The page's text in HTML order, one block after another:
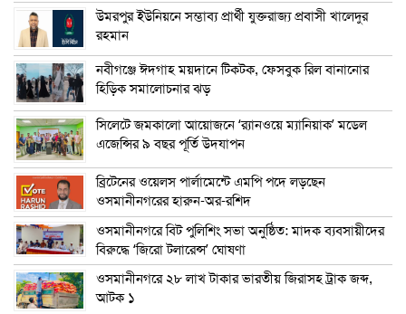
উমরপুর ইউনিয়নে সম্ভাব্য প্রার্থী যুক্তরাজ্য প্রবাসী খালেদুর
রহমান
নবীগঞ্জে ঈদগাহ ময়দানে টিকটক, ফেসবুক রিল বানানোর
হিড়িক সমালোচনার ঝড়
সিলেটে জমকালো আয়োজনে ‘র‍্যানওয়ে ম্যানিয়াক’ মডেল
এজেন্সির ৯ বছর পূর্তি উদযাপন
ব্রিটেনের ওয়েলস পার্লামেন্টে এমপি পদে লড়ছেন
ওসমানীনগরের হারুন-অর-রশিদ
ওসমানীনগরে বিট পুলিশিং সভা অনুষ্ঠিত: মাদক ব্যবসায়ীদের
বিরুদ্ধে ‘জিরো টলারেন্স’ ঘোষণা
ওসমানীনগরে ২৮ লাখ টাকার ভারতীয় জিরাসহ ট্রাক জব্দ,
আটক ১